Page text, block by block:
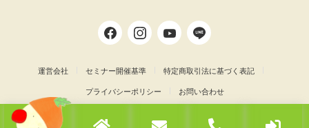
運営会社 セミナー開催基準 特定商取引法に基づく表記
プライバシーポリシー お問い合わせ